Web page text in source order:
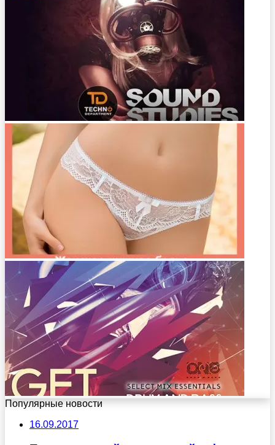
Популярные новости
16.09.2017